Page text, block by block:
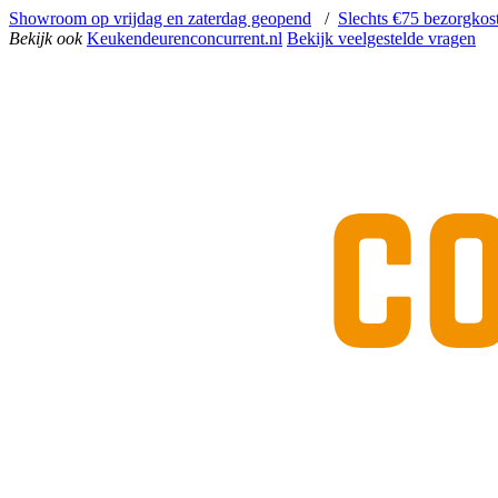
Showroom op vrijdag en zaterdag geopend / Slechts €75
Bekijk ook Keukendeurenconcurrent.nl Bekijk veelgestelde vragen